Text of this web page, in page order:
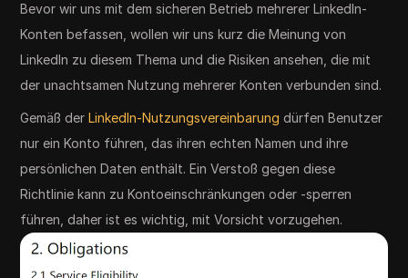
Bevor wir uns mit dem sicheren Betrieb mehrerer LinkedIn-
Konten befassen, wollen wir uns kurz die Meinung von
LinkedIn zu diesem Thema und die Risiken ansehen, die mit
der unachtsamen Nutzung mehrerer Konten verbunden sind.
Gemäß derLinkedIn-Nutzungsvereinbarung dürfen Benutzer
nur ein Konto führen, das ihren echten Namen und ihre
persönlichen Daten enthält. Ein Verstoß gegen diese
Richtlinie kann zu Kontoeinschränkungen oder -sperren
führen, daher ist es wichtig, mit Vorsicht vorzugehen.